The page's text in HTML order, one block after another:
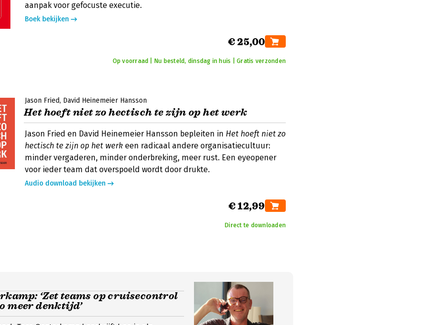
aanpak voor gefocuste executie.
Boek bekijken
€ 25,00
Op voorraad | Nu besteld, dinsdag in huis | Gratis verzonden
Jason Fried David Heinemeier Hansson
Het hoeft niet zo hectisch te zijn op het werk
Jason Fried en David Heinemeier Hansson bepleiten in Het hoeft niet zo
hectisch te zijn op het werk een radicaal andere organisatiecultuur:
minder vergaderen, minder onderbreking, meer rust. Een eyeopener
voor ieder team dat overspoeld wordt door drukte.
Audio download bekijken
€ 12,99
Direct te downloaden
‘Zet teams op cruisecontrol
meer denktijd’